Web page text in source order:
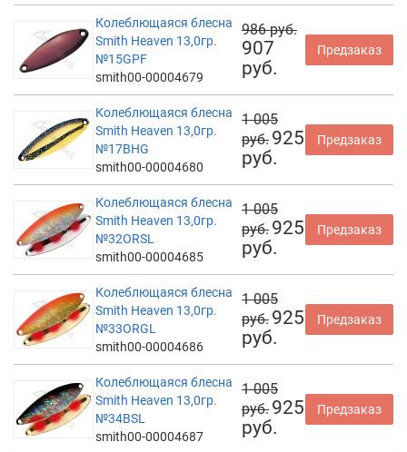
Колеблющаяся блесна
Smith Heaven 13,0гр.
№15GPF
smith00-00004679
986 руб.
907
руб.
Предзаказ
Колеблющаяся блесна
Smith Heaven 13,0гр.
№17BHG
smith00-00004680
1 005
руб. 925
руб.
Предзаказ
Колеблющаяся блесна
Smith Heaven 13,0гр.
№32ORSL
smith00-00004685
1 005
руб. 925
руб.
Предзаказ
Колеблющаяся блесна
Smith Heaven 13,0гр.
№33ORGL
smith00-00004686
1 005
руб. 925
руб.
Предзаказ
Колеблющаяся блесна
Smith Heaven 13,0гр.
№34BSL
smith00-00004687
1 005
руб. 925
руб.
Предзаказ